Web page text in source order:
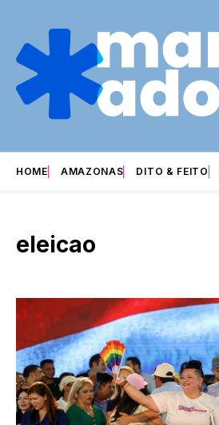
HOME AMAZONAS DITO & FEITO
eleicao